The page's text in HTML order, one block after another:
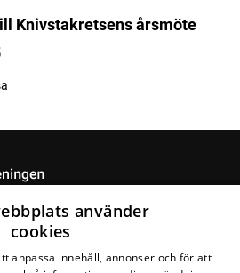
Knivstakretsens årsmöte
använder
cookies
anpassa innehåll, annonser och för att